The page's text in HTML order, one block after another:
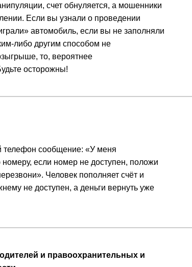
счет обнуляется, а мошенники
Если вы узнали о проведении
автомобиль, если вы не заполняли
либо другим способом не
то, вероятнее
осторожны!
телефон сообщение: «У меня
если номер не доступен, положи
Человек пополняет счёт и
не доступен, а деньги вернуть уже
и правоохранительных и